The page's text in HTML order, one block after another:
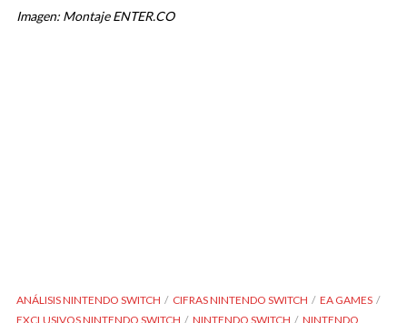
Imagen: Montaje ENTER.CO
ANÁLISIS NINTENDO SWITCH CIFRAS NINTENDO SWITCH
EA GAMES
EXCLUSIVOS NINTENDO SWITCH
NINTENDO SWITCH NINTENDO